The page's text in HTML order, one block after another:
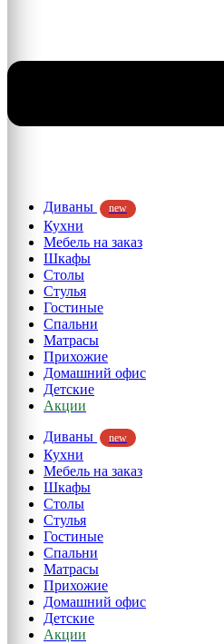
Диваны new
Кухни
Мебель на заказ
Шкафы
Столы
Стулья
Гостиные
Спальни
Матрасы
Прихожие
Домашний офис
Детские
Акции
Диваны
new
Кухни
Мебель на заказ
Шкафы
Столы
Стулья
Гостиные
Спальни
Матрасы
Прихожие
Домашний офис
Детские
Акции